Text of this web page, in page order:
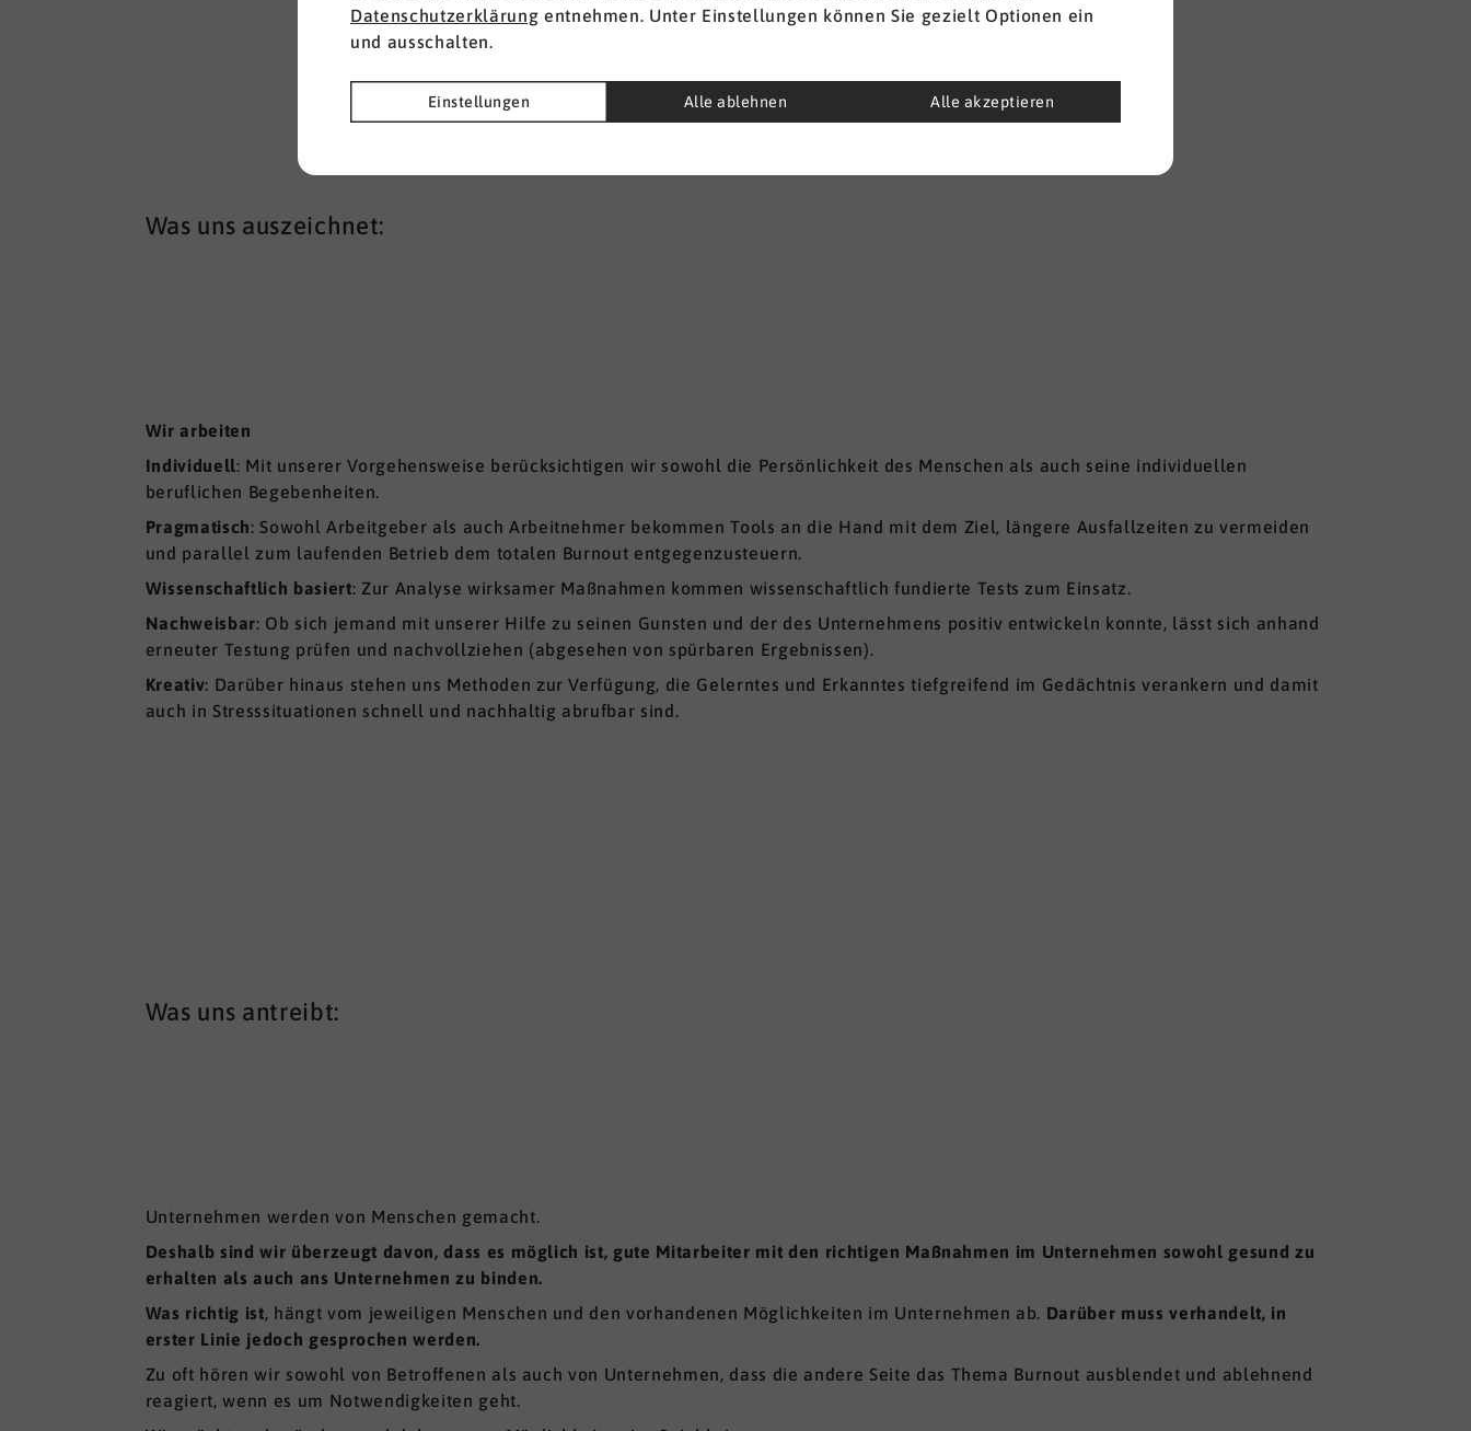
Was uns auszeichnet:
Wir arbeiten
Individuell: Mit unserer Vorgehensweise berücksichtigen wir sowohl die Persönlichkeit des Menschen als auch seine individuellen
beruflichen Begebenheiten.
Pragmatisch: Sowohl Arbeitgeber als auch Arbeitnehmer bekommen Tools an die Hand mit dem Ziel, längere Ausfallzeiten zu vermeiden
und parallel zum laufenden Betrieb dem totalen Burnout entgegenzusteuern.
Wissenschaftlich basiert: Zur Analyse wirksamer Maßnahmen kommen wissenschaftlich fundierte Tests zum Einsatz.
Nachweisbar: Ob sich jemand mit unserer Hilfe zu seinen Gunsten und der des Unternehmens positiv entwickeln konnte, lässt sich anhand
erneuter Testung prüfen und nachvollziehen (abgesehen von spürbaren Ergebnissen).
Kreativ: Darüber hinaus stehen uns Methoden zur Verfügung, die Gelerntes und Erkanntes tiefgreifend im Gedächtnis verankern und damit
auch in Stresssituationen schnell und nachhaltig abrufbar sind.
Was uns antreibt:
Unternehmen werden von Menschen gemacht.
Deshalb sind wir überzeugt davon, dass es möglich ist, gute Mitarbeiter mit den richtigen Maßnahmen im Unternehmen sowohl gesund zu
erhalten als auch ans Unternehmen zu binden.
Was richtig ist, hängt vom jeweiligen Menschen und den vorhandenen Möglichkeiten im Unternehmen ab. Darüber muss verhandelt, in
erster Linie jedoch gesprochen werden.
Zu oft hören wir sowohl von Betroffenen als auch von Unternehmen, dass die andere Seite das Thema Burnout ausblendet und ablehnend
reagiert, wenn es um Notwendigkeiten geht.
Datenschutzerklärung entnehmen. Unter Einstellungen können Sie gezielt Optionen ein
und ausschalten.
Einstellungen Alle ablehnen Alle akzeptieren